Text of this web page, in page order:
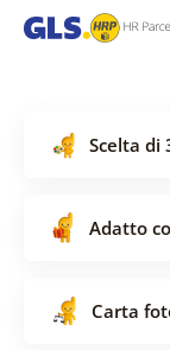
Scelta di
Adatto
Carta